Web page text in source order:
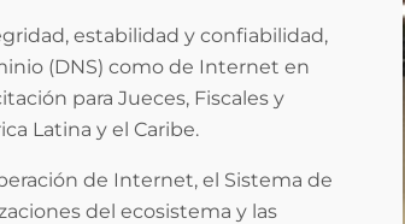
estabilidad y confiabilidad,
(DNS) como de Internet en
para Jueces, Fiscales y
Latina y el Caribe.
de Internet, el Sistema de
del ecosistema y las